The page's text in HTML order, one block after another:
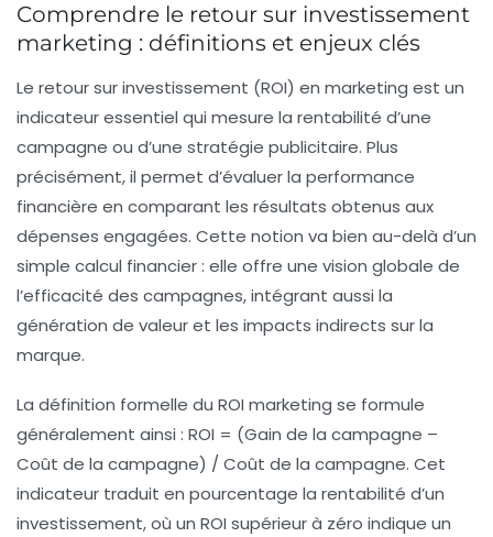
Comprendre le retour sur investissement
marketing : définitions et enjeux clés
Le retour sur investissement (ROI) en marketing est un
indicateur essentiel qui mesure la rentabilité d’une
campagne ou d’une stratégie publicitaire. Plus
précisément, il permet d’évaluer la performance
financière en comparant les résultats obtenus aux
dépenses engagées. Cette notion va bien au-delà d’un
simple calcul financier : elle offre une vision globale de
l’efficacité des campagnes, intégrant aussi la
génération de valeur et les impacts indirects sur la
marque.
La définition formelle du ROI marketing se formule
généralement ainsi : ROI = (Gain de la campagne –
Coût de la campagne) / Coût de la campagne. Cet
indicateur traduit en pourcentage la rentabilité d’un
investissement, où un ROI supérieur à zéro indique un